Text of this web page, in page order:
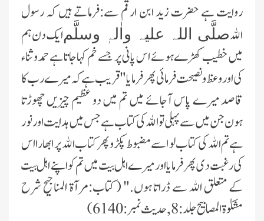
روایت ہے حضرت زید ابن ارقم سے:فرماتے ہیں کہ رسول
اللهصلَّی اللہ علیہ واٰلہٖ وسلَّمایک دن ہم
میں خطیب کھڑے ہوئے اس پانی پر جسے خم کہا جاتا ہے حمدوثناء
کی اور وعظ و نصیحت فرمائی پھر فرمایا" قریب ہے کہ میرے رب کا
قاصد میرے پاس آجائے میں تم میں دو عظیم چیزیں چھوڑتا
ہون جن میں سے پہلی تو الله کی کتاب ہے جس میں ہدایت اور نور
ہےتم الله کی کتاب لو اسے مضبوط پکڑو پھر کتاب الله پر ابھارا اس
کی رغبت دی پھر فرمایا اور میرے اہل بیت میں تم کو اپنے اہل بیت
کے متعلق الله سے ڈراتا ہوں." ( کتاب:مرآۃ المناجیح شرح
مشکوٰۃ المصابیح جلد:8 , حدیث نمبر:6140)